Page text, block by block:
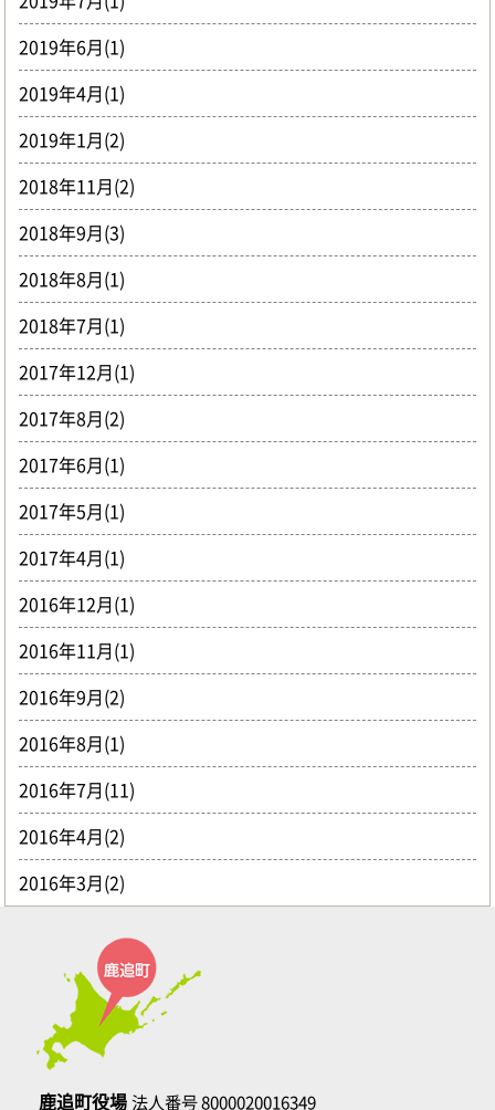
2019年6月(1)
2019年4月(1)
2019年1月(2)
2018年11月(2)
2018年9月(3)
2018年8月(1)
2018年7月(1)
2017年12月(1)
2017年8月(2)
2017年6月(1)
2017年5月(1)
2017年4月(1)
2016年12月(1)
2016年11月(1)
2016年9月(2)
2016年8月(1)
2016年7月(11)
2016年4月(2)
2016年3月(2)
鹿追町役場法人番号 8000020016349